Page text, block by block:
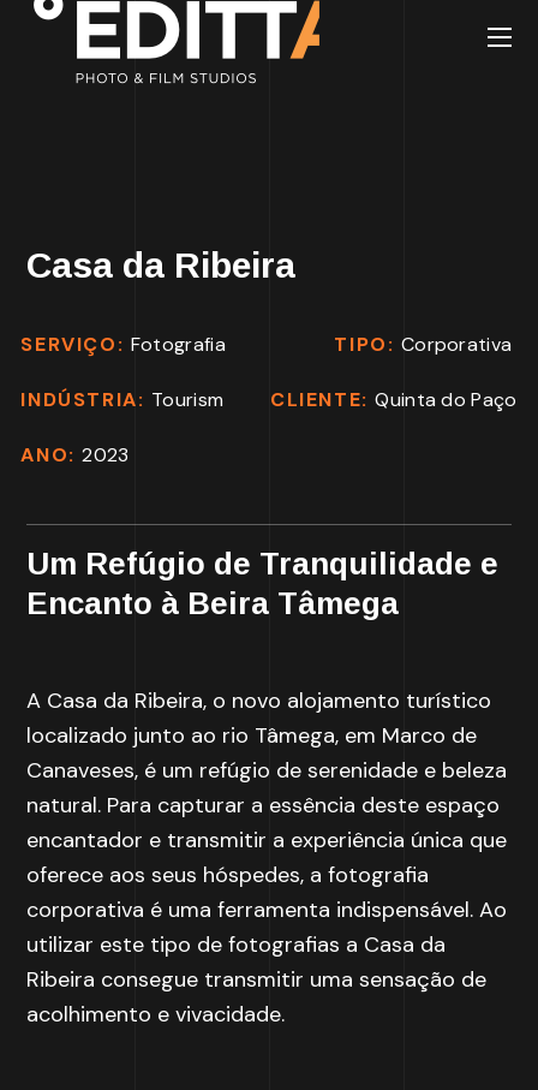
Casa da Ribeira
SERVIÇO: Fotografia TIPO: Corporativa
INDÚSTRIA: Tourism CLIENTE:Quinta do Paço
ANO:2023
Um Refúgio de Tranquilidade e
Encanto à Beira Tâmega
A Casa da Ribeira, o novo alojamento turístico
localizado junto ao rio Tâmega, em Marco de
Canaveses, é um refúgio de serenidade e beleza
natural. Para capturar a essência deste espaço
encantador e transmitir a experiência única que
oferece aos seus hóspedes, a fotografia
corporativa é uma ferramenta indispensável. Ao
utilizar este tipo de fotografias a Casa da
Ribeira consegue transmitir uma sensação de
acolhimento e vivacidade.